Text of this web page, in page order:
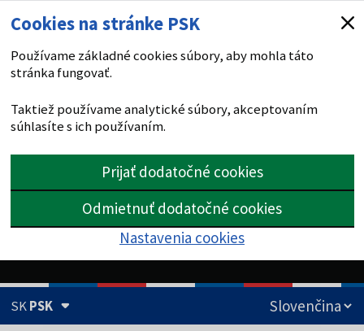
Cookies na stránke PSK
Používame základné cookies súbory, aby mohla táto
stránka fungovať.
Taktiež používame analytické súbory, akceptovaním
súhlasíte s ich používaním.
Prijať dodatočné cookies
Odmietnuť dodatočné cookies
Nastavenia cookies
SKPSK